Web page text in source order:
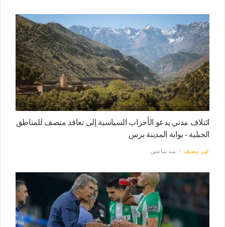
ائتلاف مدني يدعو الأحزاب السياسية إلى تعاقد منصف للمناطق
الجبلية - بوابة المدينة برس
غير مصنف منذ ساعتين